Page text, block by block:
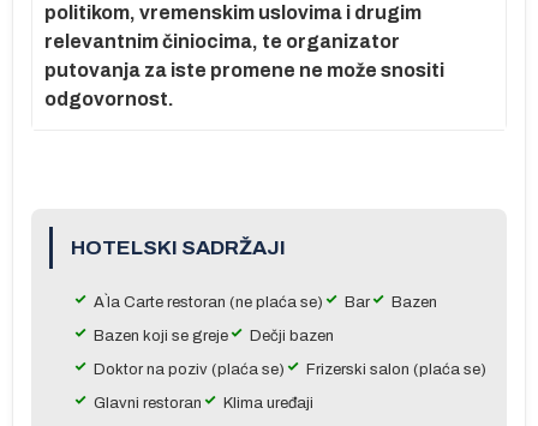
politikom, vremenskim uslovima i drugim
relevantnim činiocima, te organizator
putovanja za iste promene ne može snositi
odgovornost.
HOTELSKI SADRŽAJI
A`la Carte restoran (ne plaća se) Bar
Bazen
Bazen koji se greje
Dečji bazen
Doktor na poziv (plaća se)
Frizerski salon (plaća se)
Glavni restoran
Klima uređaji